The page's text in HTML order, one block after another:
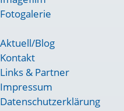
Fotogalerie
Aktuell/Blog
Kontakt
Links & Partner
Impressum
Datenschutzerklärung